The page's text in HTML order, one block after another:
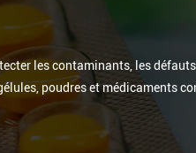
les contaminants, les
poudres et médicaments